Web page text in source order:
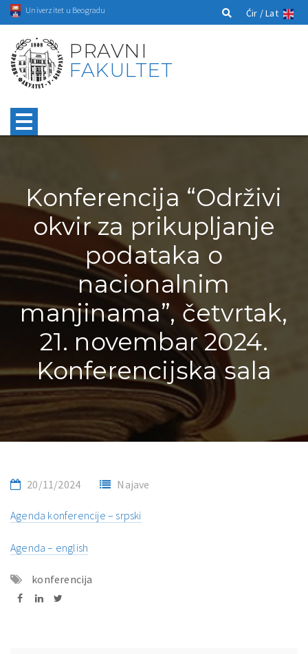
Univerzitet u Beogradu Ćir /Lat
PRAVNI
FAKULTET
Konferencija “Održivi
okvir za prikupljanje
podataka o
nacionalnim
manjinama”, četvrtak,
21. novembar 2024.
Konferencijska sala
20/11/2024 Najave
Agenda konferencije – srpski
Agenda – english
konferencija